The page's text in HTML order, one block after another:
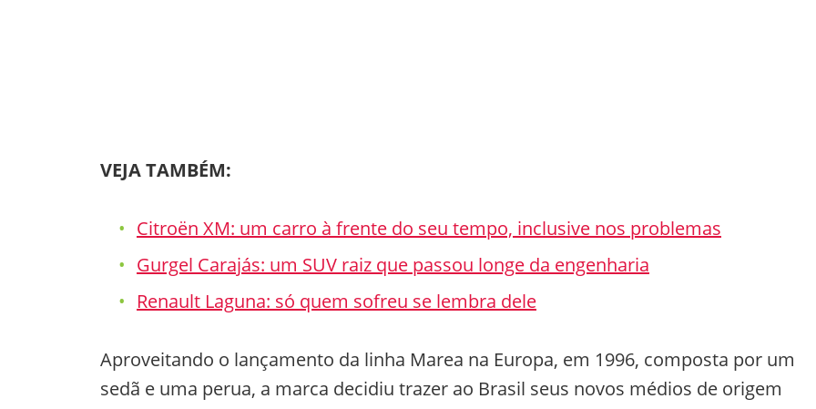
VEJA TAMBÉM:
Citroën XM: um carro à frente do seu tempo, inclusive nos problemas
Gurgel Carajás: um SUV raiz que passou longe da engenharia
Renault Laguna: só quem sofreu se lembra dele
Aproveitando o lançamento da linha Marea na Europa, em 1996, composta por um
sedã e uma perua, a marca decidiu trazer ao Brasil seus novos médios de origem